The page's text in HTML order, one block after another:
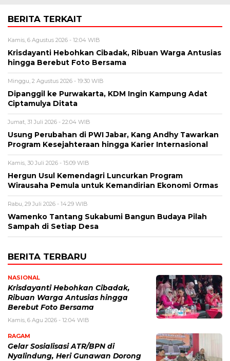
BERITA TERKAIT
Kamis, 6 Agustus 2026 - 12:04 WIB
Krisdayanti Hebohkan Cibadak, Ribuan Warga Antusias
hingga Berebut Foto Bersama
Minggu, 2 Agustus 2026 - 19:30 WIB
Dipanggil ke Purwakarta, KDM Ingin Kampung Adat
Ciptamulya Ditata
Jumat, 31 Juli 2026 - 22:04 WIB
Usung Perubahan di PWI Jabar, Kang Andhy Tawarkan
Program Kesejahteraan hingga Karier Internasional
Kamis, 30 Juli 2026 - 15:09 WIB
Hergun Usul Kemendagri Luncurkan Program
Wirausaha Pemula untuk Kemandirian Ekonomi Ormas
Rabu, 29 Juli 2026 - 14:29 WIB
Wamenko Tantang Sukabumi Bangun Budaya Pilah
Sampah di Setiap Desa
BERITA TERBARU
NASIONAL
Krisdayanti Hebohkan Cibadak,
Ribuan Warga Antusias hingga
Berebut Foto Bersama
Kamis, 6 Agu 2026 - 12:04 WIB
RAGAM
Gelar Sosialisasi ATR/BPN di
Nyalindung, Heri Gunawan Dorong